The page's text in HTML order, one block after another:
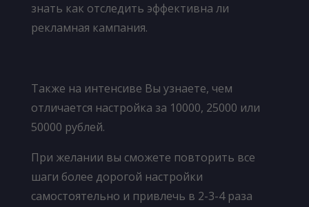
знать как отследить эффективна ли
рекламная кампания.
Также на интенсиве Вы узнаете, чем
отличается настройка за 10000, 25000 или
50000 рублей.
При желании вы сможете повторить все
шаги более дорогой настройки
самостоятельно и привлечь в 2-3-4 раза